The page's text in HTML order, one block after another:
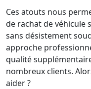
Ces atouts nous
de rachat de véhicule
sans désistement
approche
qualité
nombreux clients.
aider ?